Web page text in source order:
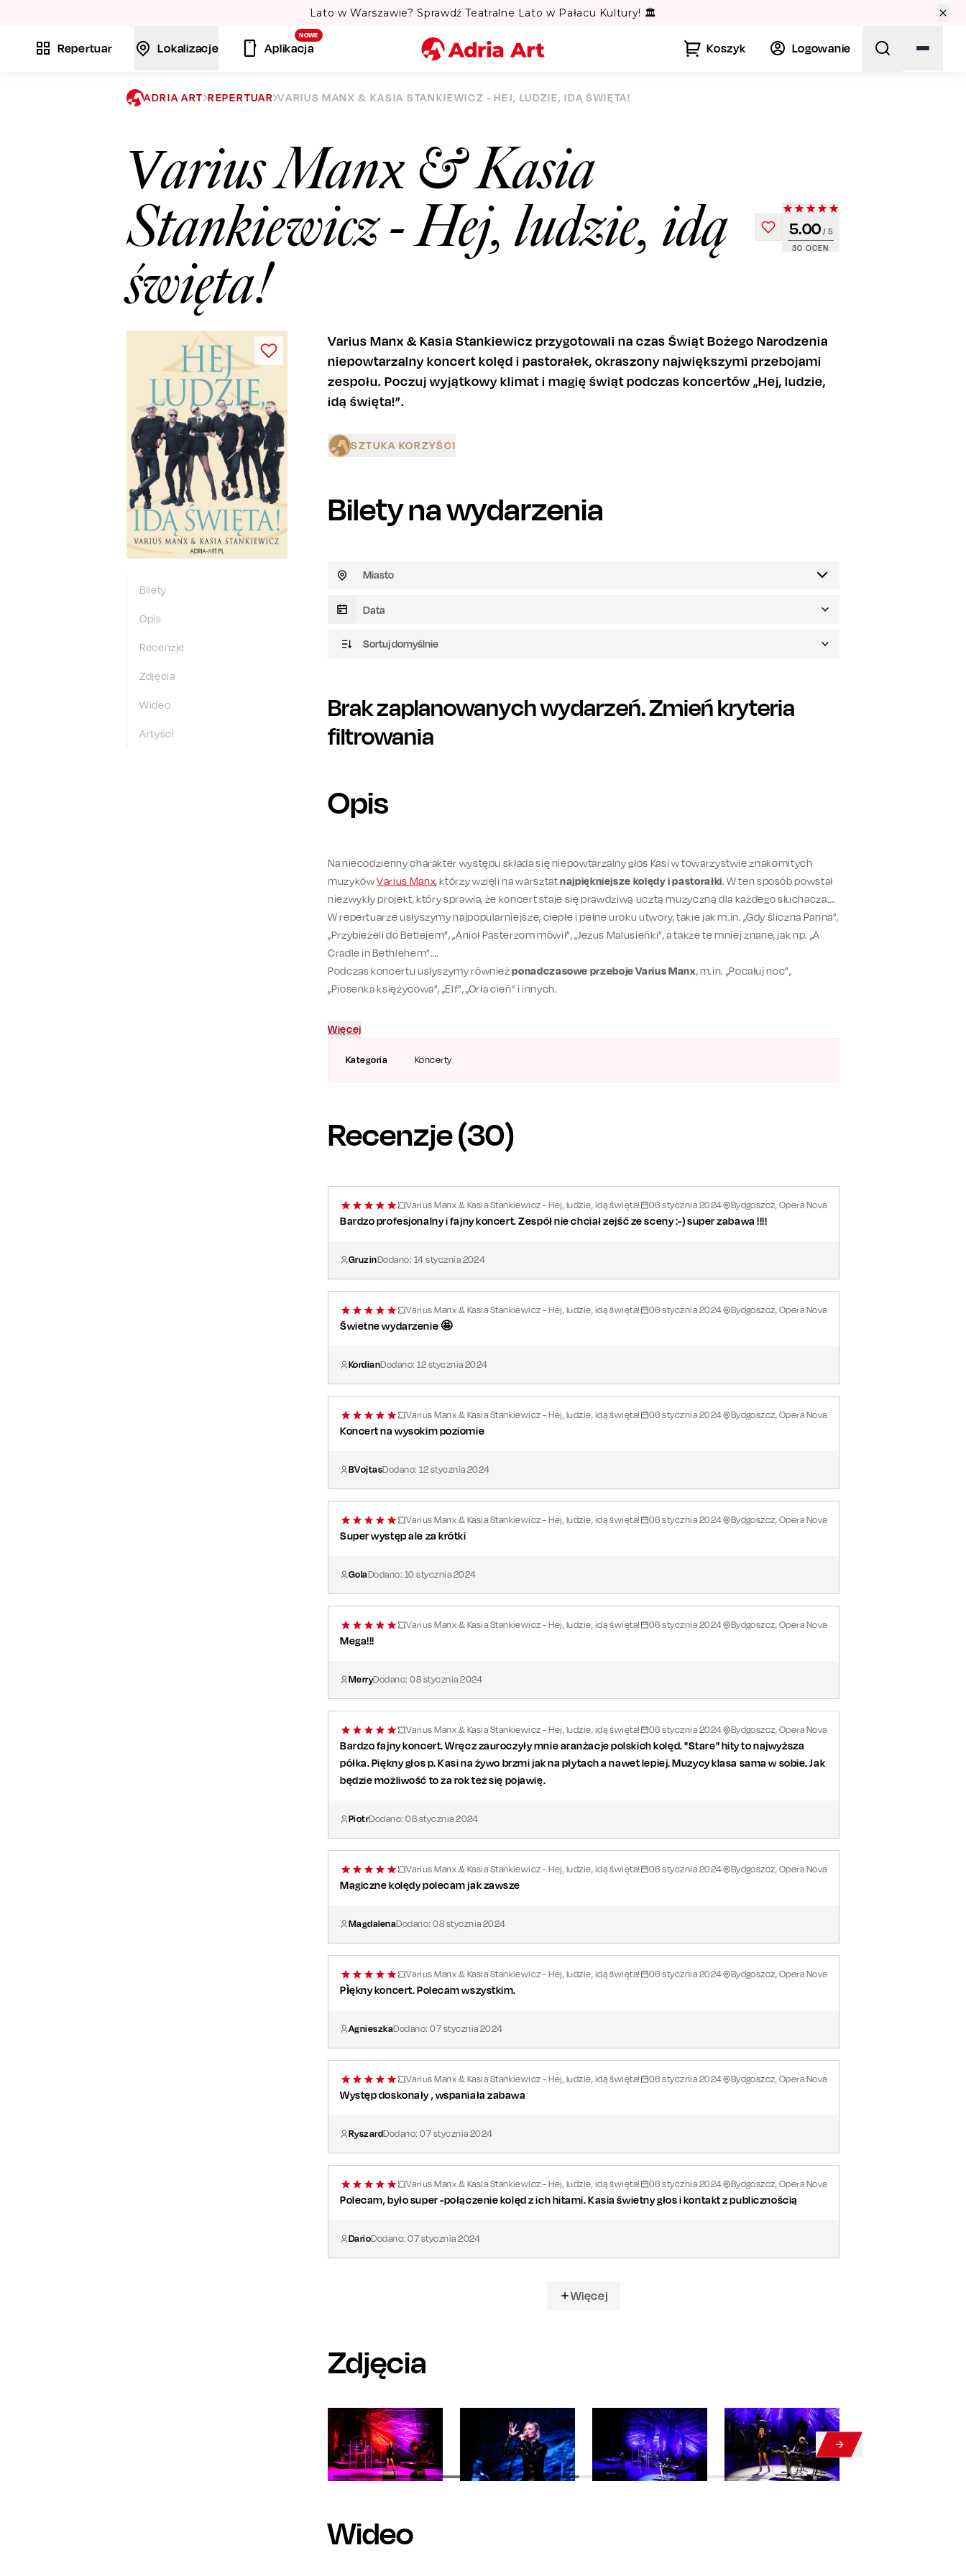
Lato w Warszawie? Sprawdź Teatralne Lato w Pałacu Kultury! 🏛️
Repertuar Lokalizacje
NOWE
Aplikacja Koszyk Logowanie
Miasto
Szukaj
ADRIA ART REPERTUAR VARIUS MANX & KASIA STANKIEWICZ - HEJ, LUDZIE, IDĄ ŚWIĘTA!
Varius Manx & Kasia
Stankiewicz - Hej, ludzie, idą
święta!
5.00 / 5
30 OCEN
Bilety
Opis
Recenzje
Zdjęcia
Wideo
Artyści
Varius Manx & Kasia Stankiewicz przygotowali na czas Świąt Bożego Narodzenia
niepowtarzalny koncert kolęd i pastorałek, okraszony największymi przebojami
zespołu. Poczuj wyjątkowy klimat i magię świąt podczas koncertów „Hej, ludzie,
idą święta!”.
SZTUKA KORZYŚCI
Bilety na wydarzenia
Miasto
Sortuj domyślnie
Brak zaplanowanych wydarzeń. Zmień kryteria
filtrowania
Opis
Kategoria Koncerty
Na niecodzienny charakter występu składa się niepowtarzalny głos Kasi w towarzystwie znakomitych
muzykówVarius Manx, którzy wzięli na warsztatnajpiękniejsze kolędy i pastorałki. W ten sposób powstał
niezwykły projekt, który sprawia, że koncert staje się prawdziwą ucztą muzyczną dla każdego słuchacza.
W repertuarze usłyszymy najpopularniejsze, ciepłe i pełne uroku utwory, takie jak m.in. „Gdy śliczna Panna”,
„Przybieżeli do Betlejem”, „Anioł Pasterzom mówił”, „Jezus Malusieńki”, a także te mniej znane, jak np. „A
Cradle in Bethlehem”.
Podczas koncertu usłyszymy równieżponadczasowe przeboje Varius Manx, m.in. „Pocałuj noc”,
„Piosenka księżycowa”, „Elf”, „Orła cień” i innych.
Więcej
Recenzje (30)
Varius Manx & Kasia Stankiewicz - Hej, ludzie, idą święta! 06 stycznia 2024 Bydgoszcz, Opera Nova
Bardzo profesjonalny i fajny koncert. Zespół nie chciał zejść ze sceny :-) super zabawa !!!!
GruzinDodano: 14 stycznia 2024
Varius Manx & Kasia Stankiewicz - Hej, ludzie, idą święta! 06 stycznia 2024 Bydgoszcz, Opera Nova
Świetne wydarzenie 🤩
KordianDodano:12 stycznia 2024
Varius Manx & Kasia Stankiewicz - Hej, ludzie, idą święta! 06 stycznia 2024 Bydgoszcz, Opera Nova
Koncert na wysokim poziomie
BVojtasDodano:12 stycznia 2024
Varius Manx & Kasia Stankiewicz - Hej, ludzie, idą święta! 06 stycznia 2024 Bydgoszcz, Opera Nova
Super występ ale za krótki
GolaDodano: 10 stycznia 2024
Varius Manx & Kasia Stankiewicz - Hej, ludzie, idą święta! 06 stycznia 2024 Bydgoszcz, Opera Nova
Mega!!!
MerryDodano:08 stycznia 2024
Varius Manx & Kasia Stankiewicz - Hej, ludzie, idą święta! 06 stycznia 2024 Bydgoszcz, Opera Nova
Bardzo fajny koncert. Wręcz zauroczyły mnie aranżacje polskich kolęd. "Stare" hity to najwyższa
półka. Piękny głos p. Kasi na żywo brzmi jak na płytach a nawet lepiej. Muzycy klasa sama w sobie. Jak
będzie możliwość to za rok też się pojawię.
PiotrDodano:08 stycznia 2024
Varius Manx & Kasia Stankiewicz - Hej, ludzie, idą święta! 06 stycznia 2024 Bydgoszcz, Opera Nova
Magiczne kolędy polecam jak zawsze
MagdalenaDodano:08 stycznia 2024
Varius Manx & Kasia Stankiewicz - Hej, ludzie, idą święta! 06 stycznia 2024 Bydgoszcz, Opera Nova
Pìękny koncert. Polecam wszystkim.
AgnieszkaDodano:07 stycznia 2024
Varius Manx & Kasia Stankiewicz - Hej, ludzie, idą święta! 06 stycznia 2024 Bydgoszcz, Opera Nova
Występ doskonały , wspaniała zabawa
RyszardDodano:07 stycznia 2024
Varius Manx & Kasia Stankiewicz - Hej, ludzie, idą święta! 06 stycznia 2024 Bydgoszcz, Opera Nova
Polecam, było super -połączenie kolęd z ich hitami. Kasia świetny głos i kontakt z publicznością
DarioDodano:07 stycznia 2024
Więcej
Zdjęcia
Wideo